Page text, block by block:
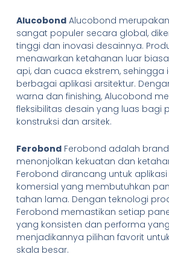
AlucobondAlucobond
sangat populer secara global,
tinggi dan inovasi desainnya.
menawarkan ketahanan luar
api, dan cuaca ekstrem, sehingga
berbagai aplikasi arsitektur.
warna dan finishing, Alucobond
fleksibilitas desain yang luas bagi
konstruksi dan arsitek.
FerobondFerobond adalah brand
menonjolkan kekuatan dan
Ferobond dirancang untuk
komersial yang membutuhkan
tahan lama. Dengan teknologi
Ferobond memastikan setiap
yang konsisten dan performa
menjadikannya pilihan favorit
skala besar.